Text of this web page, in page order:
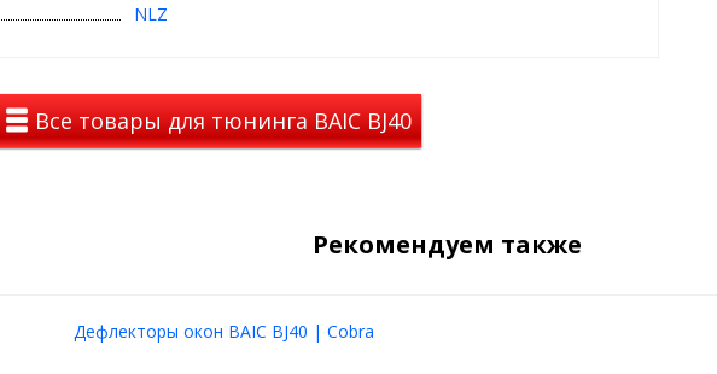
и шум при движении, особенно на высокой
порошковое покрытие, устойчивое к
входит всё необходимое для установки:
российских дорог
NLZ
Все товары для тюнинга BAIC BJ40
Рекомендуем также
Дефлекторы окон BAIC BJ40 | Cobra